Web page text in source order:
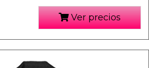
Ver precios